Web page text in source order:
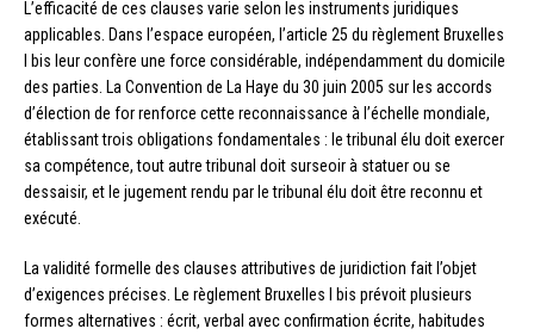
L’efficacité de ces clauses varie selon les instruments juridiques
applicables. Dans l’espace européen, l’article 25 du règlement Bruxelles
I bis leur confère une force considérable, indépendamment du domicile
des parties. La Convention de La Haye du 30 juin 2005 sur les accords
d’élection de for renforce cette reconnaissance à l’échelle mondiale,
établissant trois obligations fondamentales : le tribunal élu doit exercer
sa compétence, tout autre tribunal doit surseoir à statuer ou se
dessaisir, et le jugement rendu par le tribunal élu doit être reconnu et
exécuté.
La validité formelle des clauses attributives de juridiction fait l’objet
d’exigences précises. Le règlement Bruxelles I bis prévoit plusieurs
formes alternatives : écrit, verbal avec confirmation écrite, habitudes